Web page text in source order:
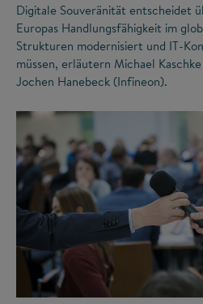
Digitale Souveränität entscheidet
Europas Handlungsfähigkeit im
Strukturen modernisiert und IT-
müssen, erläutern Michael
Jochen Hanebeck (Infineon).